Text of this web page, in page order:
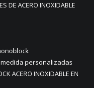
DE ACERO INOXIDABLE
personalizadas
ACERO INOXIDABLE EN